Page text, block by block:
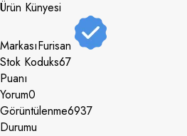
Ürün Künyesi
MarkasıFurisan
Stok Koduks67
Puanı
Yorum0
Görüntülenme6937
Durumu